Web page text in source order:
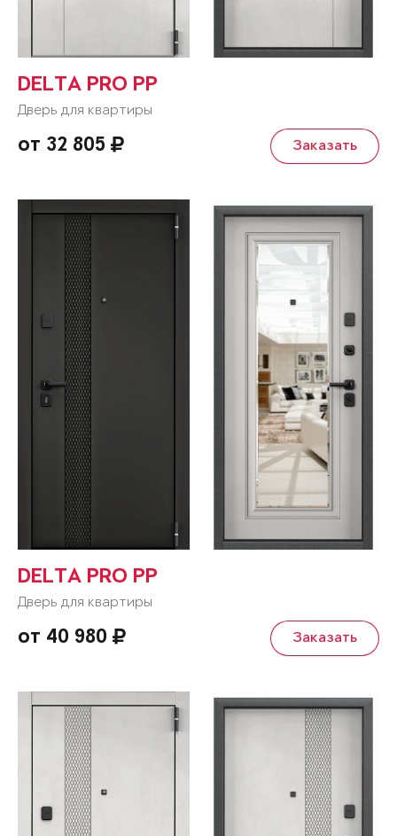
DELTA PRO PP
Дверь для квартиры
от 32 805 Заказать
DELTA PRO PP
Дверь для квартиры
от 40 980 Заказать